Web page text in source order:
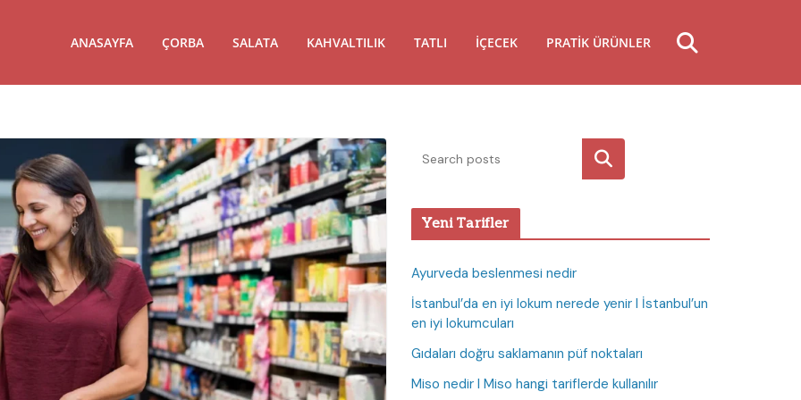
ANASAYFA ÇORBA SALATA KAHVALTILIK TATLI İÇECEK PRATIK ÜRÜNLER
Ara
Yeni Tarifler
Ayurveda beslenmesi nedir
İstanbul’da en iyi lokum nerede yenir I İstanbul’un
en iyi lokumcuları
Gıdaları doğru saklamanın püf noktaları
Miso nedir I Miso hangi tariflerde kullanılır